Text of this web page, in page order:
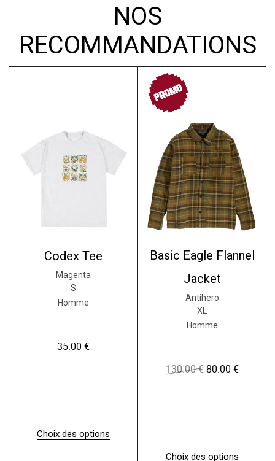
NOS
RECOMMANDATIONS
Codex Tee
Magenta
S
Homme
35.00 €
Choix des options
PROMO
Basic Eagle Flannel
Jacket
Antihero
XL
Homme
130.00€ L
80.00 €L
t
Choix des options